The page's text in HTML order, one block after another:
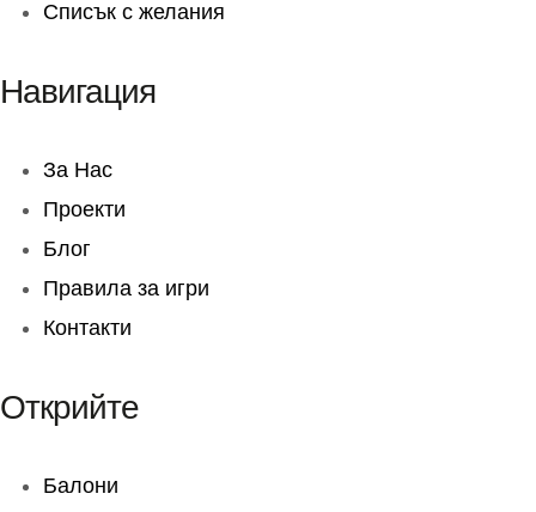
Проекти
Блог
Правила за игри
Контакти
Балони c хелий